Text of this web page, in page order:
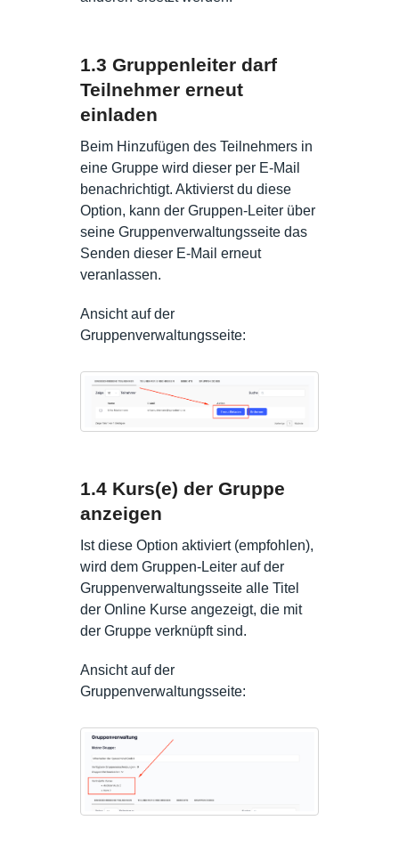
1.3 Gruppenleiter darf
Teilnehmer erneut
einladen
Beim Hinzufügen des Teilnehmers in
eine Gruppe wird dieser per E-Mail
benachrichtigt. Aktivierst du diese
Option, kann der Gruppen-Leiter über
seine Gruppenverwaltungsseite das
Senden dieser E-Mail erneut
veranlassen.
Ansicht auf der
Gruppenverwaltungsseite:
1.4 Kurs(e) der Gruppe
anzeigen
Ist diese Option aktiviert (empfohlen),
wird dem Gruppen-Leiter auf der
Gruppenverwaltungsseite alle Titel
der Online Kurse angezeigt, die mit
der Gruppe verknüpft sind.
Ansicht auf der
Gruppenverwaltungsseite: